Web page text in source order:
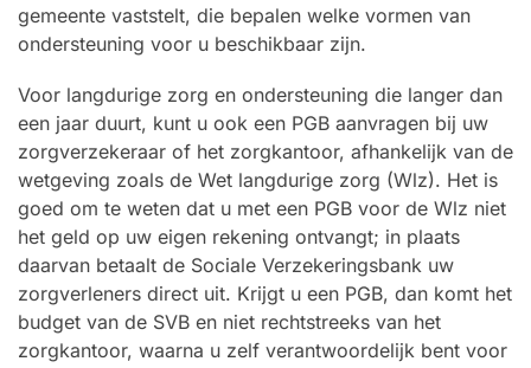
gemeente vaststelt, die bepalen welke vormen van
ondersteuning voor u beschikbaar zijn.
Voor langdurige zorg en ondersteuning die langer dan
een jaar duurt, kunt u ook een PGB aanvragen bij uw
zorgverzekeraar of het zorgkantoor, afhankelijk van de
wetgeving zoals de Wet langdurige zorg (Wlz). Het is
goed om te weten dat u met een PGB voor de Wlz niet
het geld op uw eigen rekening ontvangt; in plaats
daarvan betaalt de Sociale Verzekeringsbank uw
zorgverleners direct uit. Krijgt u een PGB, dan komt het
budget van de SVB en niet rechtstreeks van het
zorgkantoor, waarna u zelf verantwoordelijk bent voor